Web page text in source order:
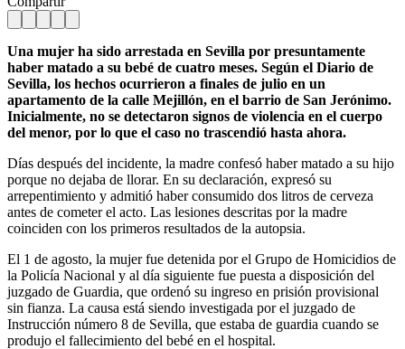
Una mujer ha sido arrestada en Sevilla por presuntamente
haber matado a su bebé de cuatro meses. Según el Diario de
Sevilla, los hechos ocurrieron a finales de julio en un
apartamento de la calle Mejillón, en el barrio de San Jerónimo.
Inicialmente, no se detectaron signos de violencia en el cuerpo
del menor, por lo que el caso no trascendió hasta ahora.
Días después del incidente, la madre confesó haber matado a su hijo
porque no dejaba de llorar. En su declaración, expresó su
arrepentimiento y admitió haber consumido dos litros de cerveza
antes de cometer el acto. Las lesiones descritas por la madre
coinciden con los primeros resultados de la autopsia.
El 1 de agosto, la mujer fue detenida por el Grupo de Homicidios de
la Policía Nacional y al día siguiente fue puesta a disposición del
juzgado de Guardia, que ordenó su ingreso en prisión provisional
sin fianza. La causa está siendo investigada por el juzgado de
Instrucción número 8 de Sevilla, que estaba de guardia cuando se
produjo el fallecimiento del bebé en el hospital.